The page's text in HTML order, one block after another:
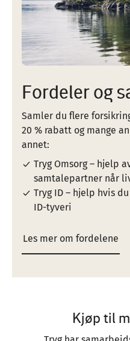
Fordeler og
Samler du flere
20 % rabatt og mange
annet:
Tryg Omsorg – hjelp
samtalepartner når
Tryg ID – hjelp hvis
ID-tyveri
Les mer om fordelene
Kjøp til